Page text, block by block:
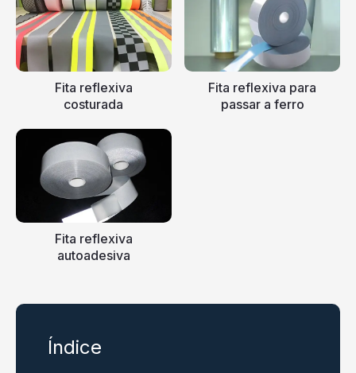
Índice
Fita reflexiva
costurada
Fita reflexiva para
passar a ferro
Fita reflexiva
autoadesiva